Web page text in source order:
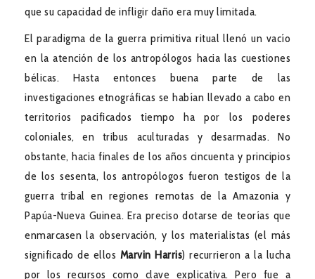
que su capacidad de infligir daño era muy limitada.
El paradigma de la guerra primitiva ritual llenó un vacío
en la atención de los antropólogos hacia las cuestiones
bélicas. Hasta entonces buena parte de las
investigaciones etnográficas se habían llevado a cabo en
territorios pacificados tiempo ha por los poderes
coloniales, en tribus aculturadas y desarmadas. No
obstante, hacia finales de los años cincuenta y principios
de los sesenta, los antropólogos fueron testigos de la
guerra tribal en regiones remotas de la Amazonia y
Papúa-Nueva Guinea. Era preciso dotarse de teorías que
enmarcasen la observación, y los materialistas (el más
significado de ellos Marvin Harris) recurrieron a la lucha
por los recursos como clave explicativa. Pero fue a